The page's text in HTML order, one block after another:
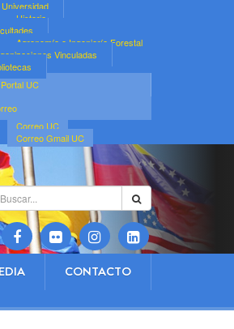
Historia
Agronomía e Ingeniería Forestal
Vinculadas
UC
Correo UC
Correo Gmail UC
CONTACTO